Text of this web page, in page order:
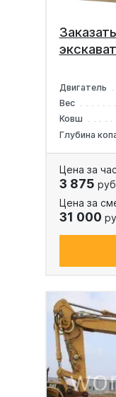
Двигатель
Вес
Ковш
Глубина
Цена за час
3 875
Цена за
31 000